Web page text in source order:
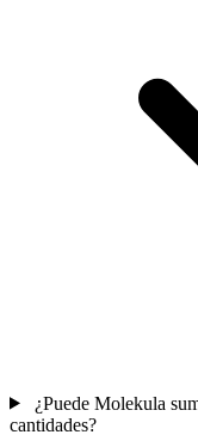
¿Puede Molekula
cantidades?